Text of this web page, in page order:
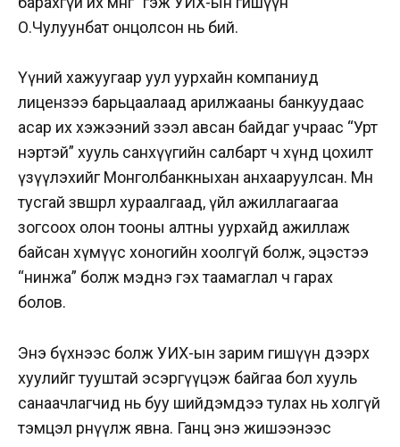
О.Чулуунбат онцолсон нь бий.
Үүний хажуугаар уул уурхайн компаниуд
лицензээ барьцаалаад арилжааны банкуудаас
асар их хэжээний зээл авсан байдаг учраас “Урт
нэртэй” хууль санхүүгийн салбарт ч хүнд цохилт
үзүүлэхийг Монголбанкныхан анхааруулсан. Мөн
тусгай зөвшөөрлөө хураалгаад, үйл ажиллагаагаа
зогсоох олон тооны алтны уурхайд ажиллаж
байсан хүмүүс хоногийн хоолгүй болж, эцэстээ
“нинжа” болж мэднэ гэх таамаглал ч гарах
болов.
Энэ бүхнээс болж УИХ-ын зарим гишүүн дээрх
хуулийг тууштай эсэргүүцэж байгаа бол хууль
санаачлагчид нь буу шийдэмдээ тулах нь холгүй
тэмцэл өрнүүлж явна. Ганц энэ жишээнээс